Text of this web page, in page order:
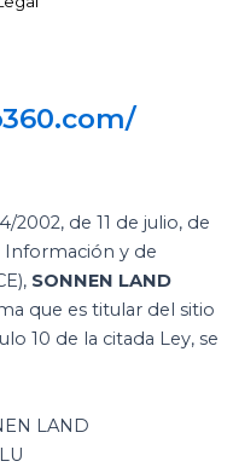
de 11 de julio, de
Información y de
SONNEN LAND
que es titular del sitio
10 de la citada Ley, se
LAND